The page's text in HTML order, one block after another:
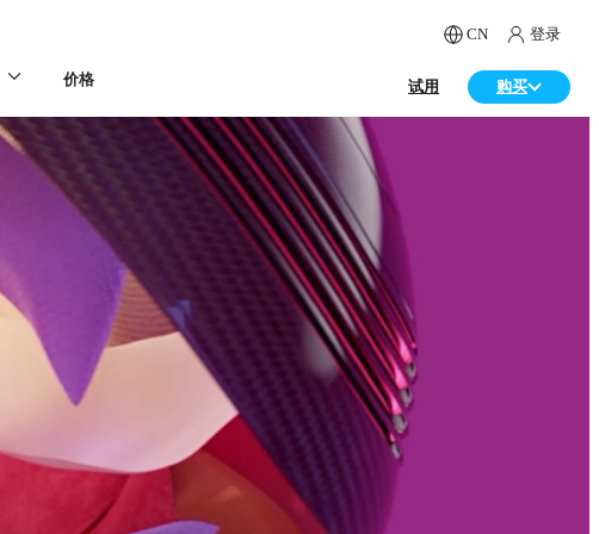
CN 登录
价格 试用 购买